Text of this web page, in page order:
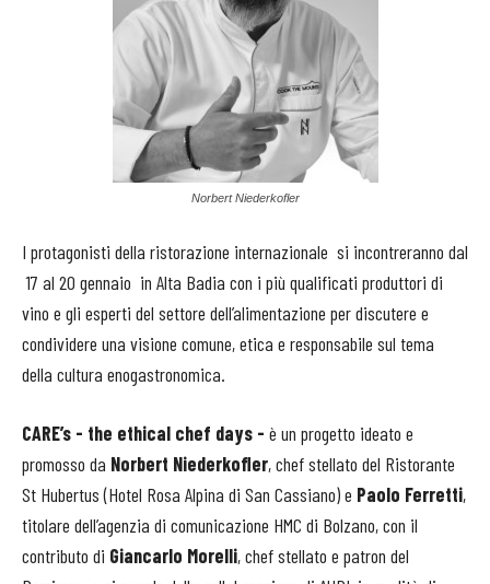
Norbert Niederkofler
I protagonisti della ristorazione internazionale si incontreranno dal
17 al 20 gennaio in Alta Badia con i più qualificati produttori di
vino e gli esperti del settore dell’alimentazione per discutere e
condividere una visione comune, etica e responsabile sul tema
della cultura enogastronomica.
CARE’s - the ethical chef days - è un progetto ideato e
promosso da Norbert Niederkofler​, chef stellato del Ristorante
St Hubertus (Hotel Rosa Alpina di San Cassiano) e Paolo Ferretti​,
titolare dell’agenzia di comunicazione HMC di Bolzano, con il
contributo di Giancarlo Morelli, chef stellato e patron del